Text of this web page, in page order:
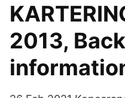
2013,